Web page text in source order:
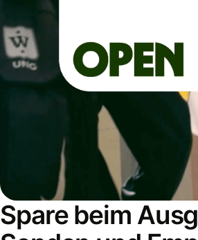
Spare beim